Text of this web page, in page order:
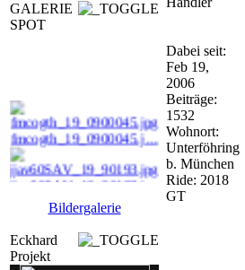
GALERIE
SPOT
fmcogth_19_0900045.j ...
jjav60SAV_19_90193.j ...
jjavGc_25_90146.jpg
dr_m_f_90150.jpg
Bildergalerie
Eckhard
Projekt
Dabei seit:
Feb 19,
2006
Beiträge:
1532
Wohnort:
Unterföhring
b. München
Ride: 2018
GT